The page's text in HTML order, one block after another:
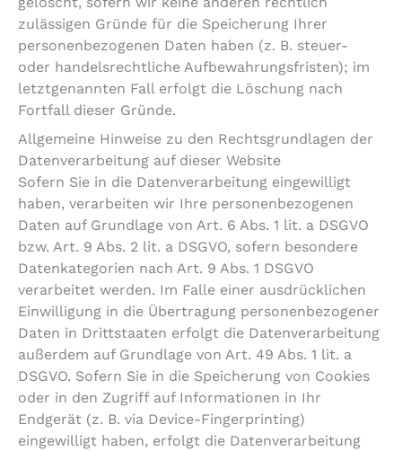
zulässigen Gründe für die Speicherung Ihrer
personenbezogenen Daten haben (z. B. steuer-
oder handelsrechtliche Aufbewahrungsfristen); im
letztgenannten Fall erfolgt die Löschung nach
Fortfall dieser Gründe.
Allgemeine Hinweise zu den Rechtsgrundlagen der
Datenverarbeitung auf dieser Website
Sofern Sie in die Datenverarbeitung eingewilligt
haben, verarbeiten wir Ihre personenbezogenen
Daten auf Grundlage von Art. 6 Abs. 1 lit. a DSGVO
bzw. Art. 9 Abs. 2 lit. a DSGVO, sofern besondere
Datenkategorien nach Art. 9 Abs. 1 DSGVO
verarbeitet werden. Im Falle einer ausdrücklichen
Einwilligung in die Übertragung personenbezogener
Daten in Drittstaaten erfolgt die Datenverarbeitung
außerdem auf Grundlage von Art. 49 Abs. 1 lit. a
DSGVO. Sofern Sie in die Speicherung von Cookies
oder in den Zugriff auf Informationen in Ihr
Endgerät (z. B. via Device-Fingerprinting)
eingewilligt haben, erfolgt die Datenverarbeitung